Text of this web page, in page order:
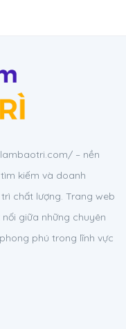
– nền
kiếm và doanh
chất lượng. Trang web
giữa những chuyên
phú trong lĩnh vực